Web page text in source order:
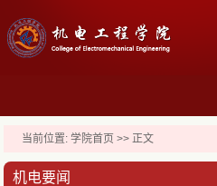
当前位置:学院首页 >> 正文
机电要闻